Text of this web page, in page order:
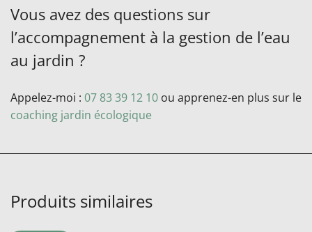
Vous avez des questions sur
l’accompagnement à la gestion de l’eau
au jardin ?
Appelez-moi : 07 83 39 12 10 ou apprenez-en plus sur le
coaching jardin écologique
Produits similaires